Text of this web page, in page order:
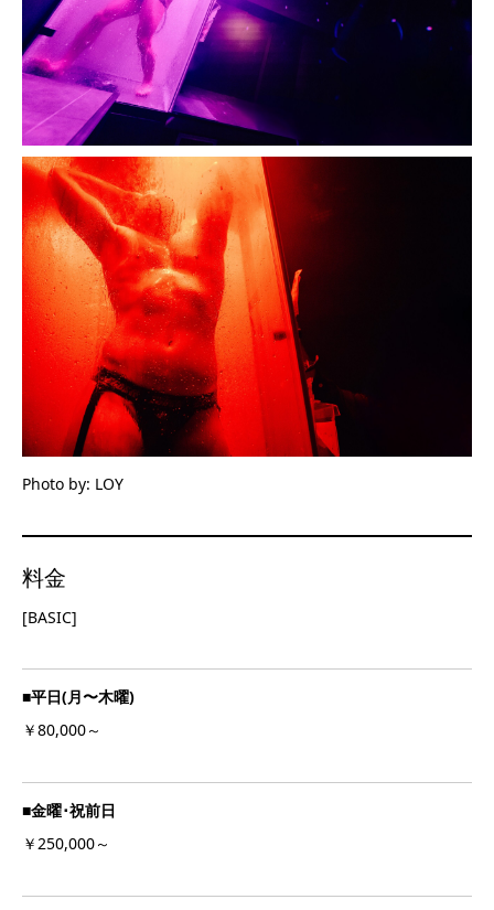
Photo by: LOY
料金
[BASIC]
■平日(月〜木曜)
￥80,000～
■金曜･祝前日
￥250,000～